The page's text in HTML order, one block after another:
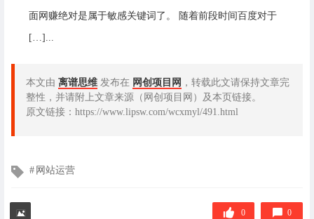
面网赚绝对是属于敏感关键词了。 随着前段时间百度对于
[…]...
本文由 离谱思维 发布在 网创项目网 ，转载此文请保持文章完
整性，并请附上文章来源（网创项目网）及本页链接。
原文链接：https://www.lipsw.com/wcxmyl/491.html
文
签
网站运营
0 0